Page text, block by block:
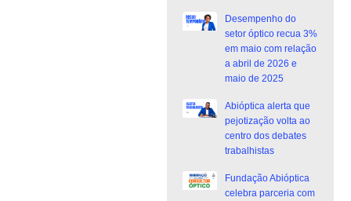
Desempenho do
setor óptico recua 3%
em maio com relação
a abril de 2026 e
maio de 2025
Abióptica alerta que
pejotização volta ao
centro dos debates
trabalhistas
Fundação Abióptica
celebra parceria com